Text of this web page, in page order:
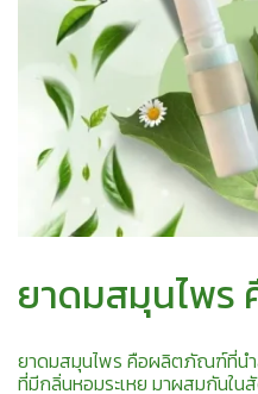
ยาดมสมุนไพร
ยาดมสมุนไพร คือผลิตภัณฑ์ที่น
ที่มีกลิ่นหอมระเหย มาผสมกันใน